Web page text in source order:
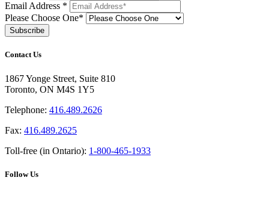
Email Address *
Please Choose One*
Contact Us
1867 Yonge Street, Suite 810
Toronto, ON M4S 1Y5
Telephone: 416.489.2626
Fax: 416.489.2625
Toll-free (in Ontario): 1-800-465-1933
Follow Us